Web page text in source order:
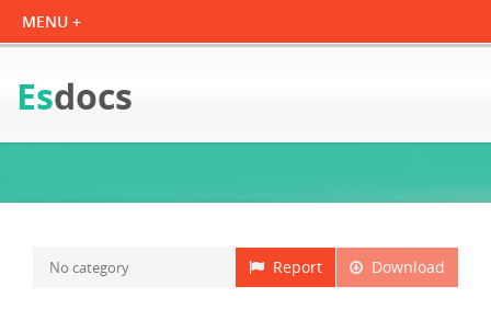
Esdocs
Download
Report
No category